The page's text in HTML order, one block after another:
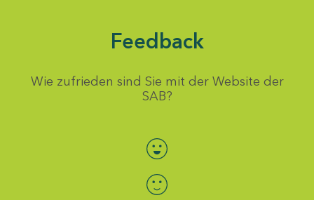
Feedback
Wie zufrieden sind Sie mit der Website der
SAB?
Bewertung auswählen